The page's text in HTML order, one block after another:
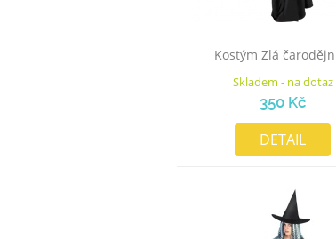
Kostým Zlá
Skladem - na dotaz
350 Kč
DETAIL